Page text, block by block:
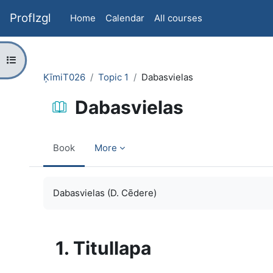
ProfIzgl Home Calendar All courses
Open course index
ĶīmiT026
Topic 1 Dabasvielas
Dabasvielas
Book More
Dabasvielas (D. Cēdere)
1. Titullapa